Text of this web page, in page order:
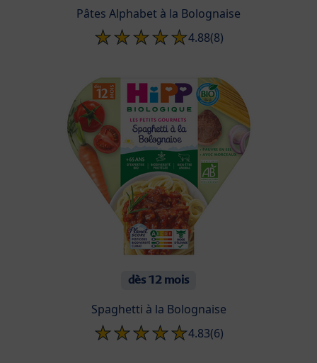
Pâtes Alphabet à la Bolognaise
4.88(8)
dès 12 mois
Spaghetti à la Bolognaise
4.83(6)